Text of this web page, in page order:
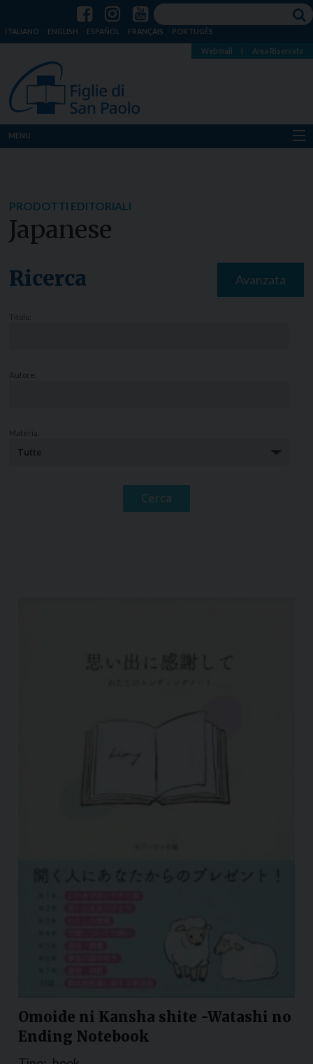
ITALIANO ENGLISH ESPAÑOL FRANÇAIS PORTUGÊS
Webmail Area Riservata
MENU
Notizie
PRODOTTI EDITORIALI
Japanese
Ricerca Avanzata
Titolo:
Autore:
Materia:
Omoide ni Kansha shite -Watashi no
Ending Notebook